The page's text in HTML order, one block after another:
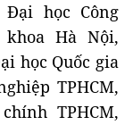
Đại học Công
khoa Hà Nội,
học Quốc gia
TPHCM,
TPHCM,